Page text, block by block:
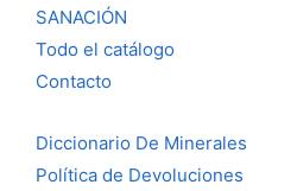
SANACIÓN
Todo el catálogo
Contacto
Diccionario De Minerales
Política de Devoluciones